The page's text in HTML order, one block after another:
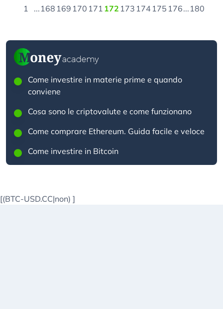
1 ... 168 169 170 171 172 173 174 175 176... 180
Come investire in materie prime e quando
conviene
Cosa sono le criptovalute e come funzionano
Come comprare Ethereum. Guida facile e veloce
Come investire in Bitcoin
[(BTC-USD.CC|non) ]